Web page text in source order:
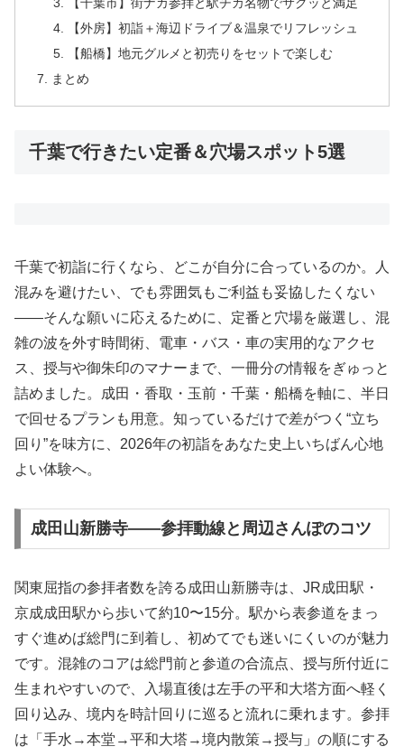
【千葉市】街ナカ参拝と駅チカ名物でサクッと満足
【外房】初詣＋海辺ドライブ＆温泉でリフレッシュ
【船橋】地元グルメと初売りをセットで楽しむ
まとめ
千葉で行きたい定番＆穴場スポット5選
千葉で初詣に行くなら、どこが自分に合っているのか。人
混みを避けたい、でも雰囲気もご利益も妥協したくない
――そんな願いに応えるために、定番と穴場を厳選し、混
雑の波を外す時間術、電車・バス・車の実用的なアクセ
ス、授与や御朱印のマナーまで、一冊分の情報をぎゅっと
詰めました。成田・香取・玉前・千葉・船橋を軸に、半日
で回せるプランも用意。知っているだけで差がつく“立ち
回り”を味方に、2026年の初詣をあなた史上いちばん心地
よい体験へ。
成田山新勝寺――参拝動線と周辺さんぽのコツ
関東屈指の参拝者数を誇る成田山新勝寺は、JR成田駅・
京成成田駅から歩いて約10〜15分。駅から表参道をまっ
すぐ進めば総門に到着し、初めてでも迷いにくいのが魅力
です。混雑のコアは総門前と参道の合流点、授与所付近に
生まれやすいので、入場直後は左手の平和大塔方面へ軽く
回り込み、境内を時計回りに巡ると流れに乗れます。参拝
は「手水→本堂→平和大塔→境内散策→授与」の順にする